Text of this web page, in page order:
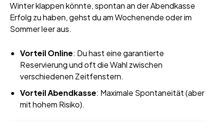
Winter klappen könnte, spontan an der Abendkasse
Erfolg zu haben, gehst du am Wochenende oder im
Sommer leer aus.
Vorteil Online: Du hast eine garantierte
Reservierung und oft die Wahl zwischen
verschiedenen Zeitfenstern.
Vorteil Abendkasse: Maximale Spontaneität (aber
mit hohem Risiko).